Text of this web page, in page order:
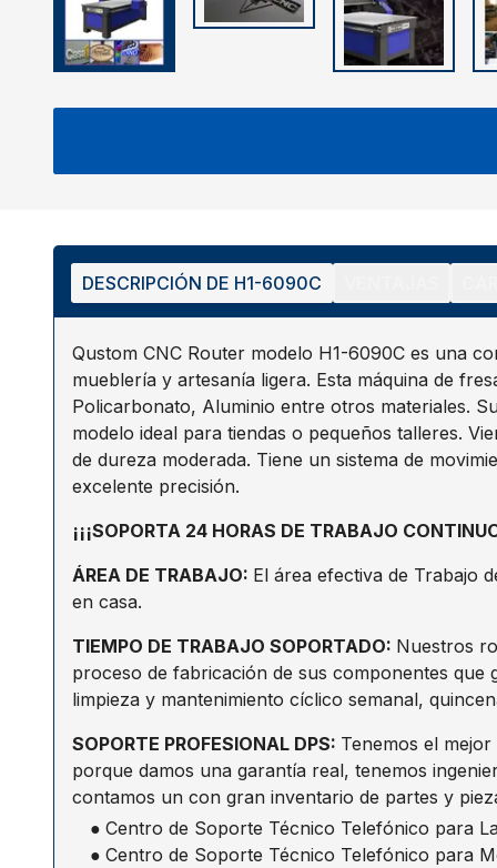
DESCRIPCIÓN DE H1-6090C
Qustom CNC Router modelo H1-6090C es una
mueblería y artesanía ligera. Esta máquina de
Policarbonato, Aluminio entre otros materiales.
modelo ideal para tiendas o pequeños talleres.
de dureza moderada. Tiene un sistema de
excelente precisión.
¡¡¡SOPORTA 24 HORAS DE TRABAJO
ÁREA DE TRABAJO: El área efectiva de Trabajo
en casa.
TIEMPO DE TRABAJO SOPORTADO: Nuestros
proceso de fabricación de sus componentes que
limpieza y mantenimiento cíclico semanal,
SOPORTE PROFESIONAL DPS: Tenemos el
porque damos una garantía real, tenemos
contamos un con gran inventario de partes y
● Centro de Soporte Técnico Telefónico para
● Centro de Soporte Técnico Telefónico para